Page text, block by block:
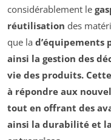
considérablement le
réutilisation des
que la
ainsi la gestion des
vie des produits.
à répondre aux
tout en offrant des
ainsi la durabilité et